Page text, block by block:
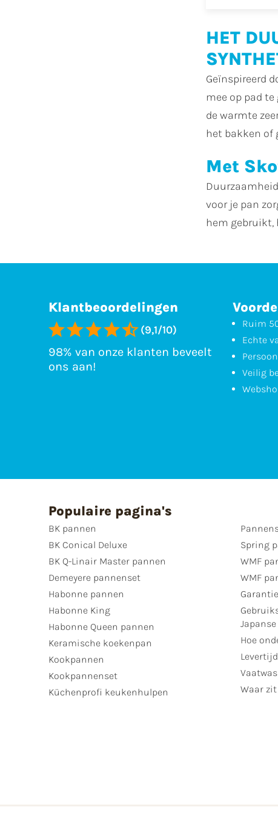
HET
Geïnspireerd
mee op pad
de warmte
het bakken of
Met
voor je pan
hem gebruikt,
Klantbeoordelingen
(9,1/10)
98% van onze klanten beveelt
ons aan!
Ruim
Echte
Veilig
Populaire pagina's
BK pannen
BK Conical Deluxe
BK Q-Linair Master pannen
Demeyere pannenset
Habonne pannen
Habonne King
Habonne Queen pannen
Keramische koekenpan
Kookpannen
Kookpannenset
Küchenprofi keukenhulpen
Spring
WMF
WMF
Hoe
Waar